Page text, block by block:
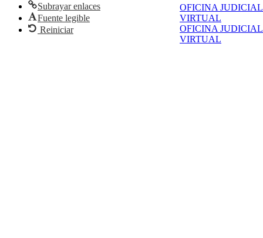
OFICINA JUDICIAL
VIRTUAL
OFICINA JUDICIAL
VIRTUAL
Subrayar enlaces
Fuente legible
Reiniciar